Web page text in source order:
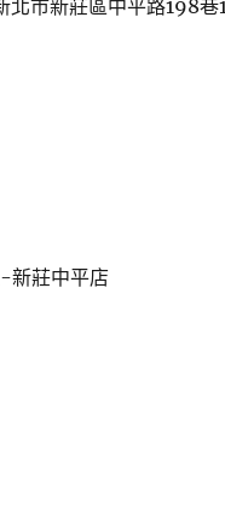
北市新莊區中平路198巷
新莊中平店